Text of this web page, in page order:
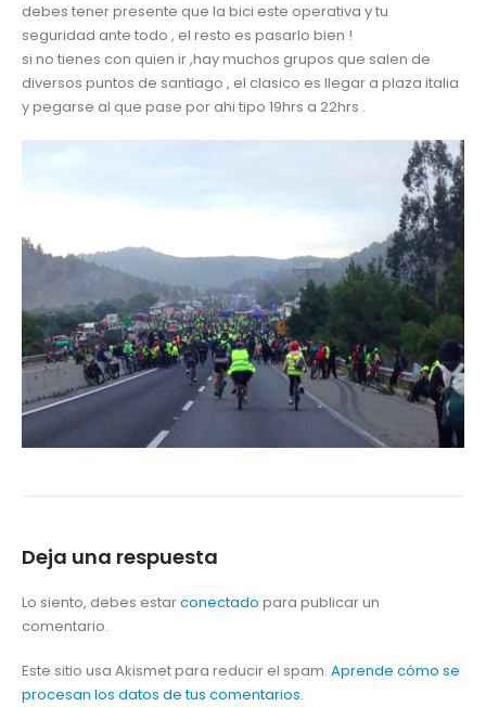
debes tener presente que la bici este operativa y tu
seguridad ante todo , el resto es pasarlo bien !
si no tienes con quien ir ,hay muchos grupos que salen de
diversos puntos de santiago , el clasico es llegar a plaza italia
y pegarse al que pase por ahi tipo 19hrs a 22hrs .
Deja una respuesta
Lo siento, debes estarconectado para publicar un
comentario.
Este sitio usa Akismet para reducir el spam. Aprende cómo se
procesan los datos de tus comentarios.